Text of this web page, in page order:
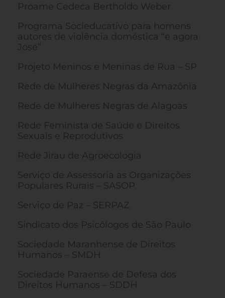
Proame Cedeca Bertholdo Weber
Programa Socieducativo para homens
autores de violência doméstica “e agora
José”
Projeto Meninos e Meninas de Rua – SP
Rede de Mulheres Negras da Amazônia
Rede de Mulheres Negras de Alagoas
Rede Feminista de Saúde e Direitos
Sexuais e Reprodutivos
Rede Jirau de Agroecologia
Serviço de Assessoria as Organizações
Populares Rurais – SASOP
Serviço de Paz – SERPAZ
Sindicato dos Psicólogos de São Paulo
Sociedade Maranhense de Direitos
Humanos – SMDH
Sociedade Paraense de Defesa dos
Direitos Humanos – SDDH